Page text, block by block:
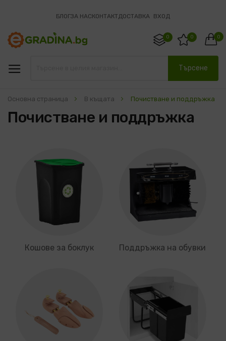
БЛОГЗА НАСКОНТАКТДОСТАВКА ВХОД
0
0 0
Търсене
Основна страница В къщата Почистване и поддръжка
Почистване и поддръжка
Кошове за боклук Поддръжка на обувки